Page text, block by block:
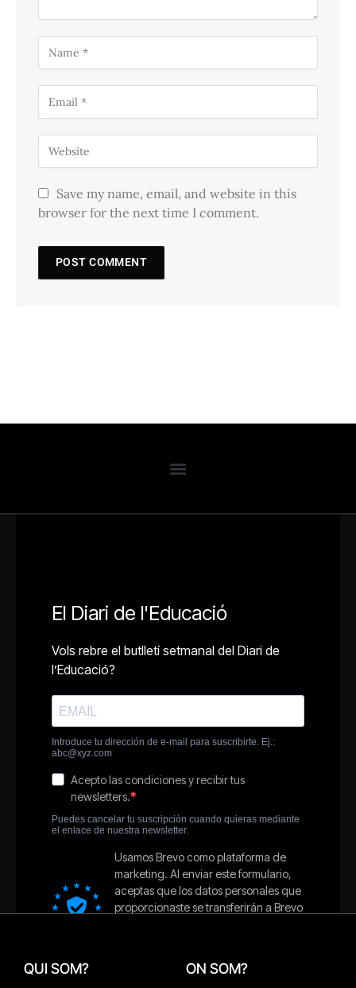
Save my name, email, and website in this
browser for the next time I comment.
QUI SOM? ON SOM?